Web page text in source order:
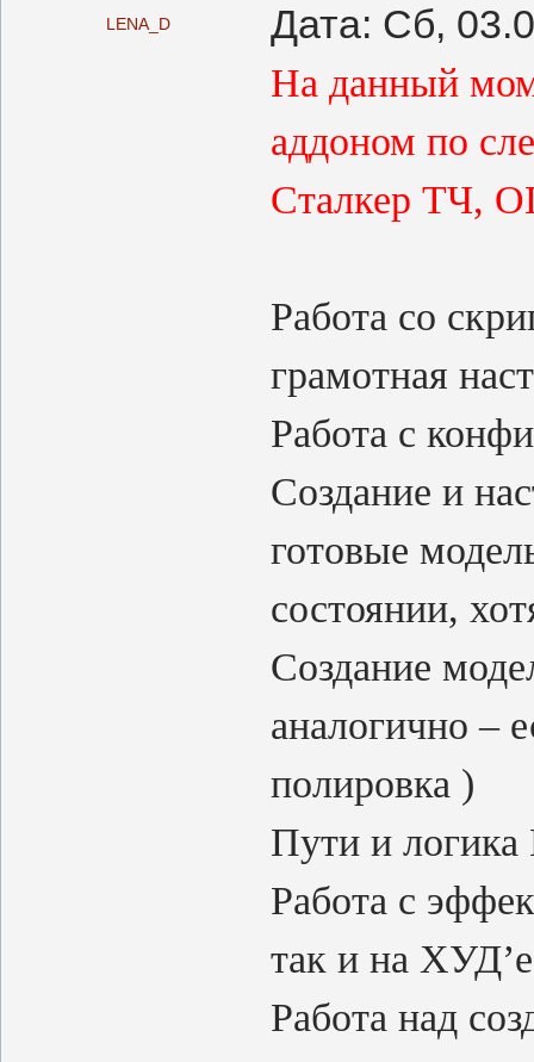
LENA_D Дата: Сб,
На данный
аддоном по
Сталкер ТЧ,
Работа со
грамотная
Работа с
Создание и
готовые
состоянии,
Создание
аналогично –
полировка )
Пути и
Работа с
так и на
Работа над